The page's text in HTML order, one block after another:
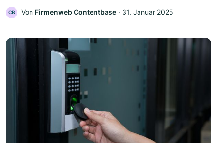
CB Von Firmenweb Contentbase ‧ 31. Januar 2025